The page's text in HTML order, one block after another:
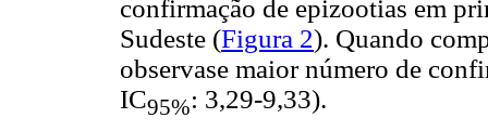
confirmação de epizootias em
Sudeste (Figura 2). Quando
observase maior número de
IC95%: 3,29-9,33).